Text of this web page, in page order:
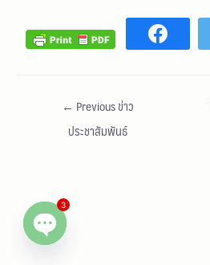
← Previous ข่าว
ประชาสัมพันธ์
3